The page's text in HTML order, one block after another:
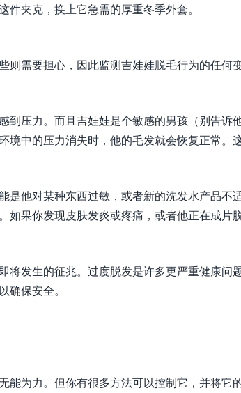
夹克，换上它急需的厚重冬季外套。
则需要担心，因此监测吉娃娃脱毛行为的任何
到压力。而且吉娃娃是个敏感的男孩（别告诉
境中的压力消失时，他的毛发就会恢复正常。
是他对某种东西过敏，或者新的洗发水产品不
如果你发现皮肤发炎或疼痛，或者他正在成片
将发生的征兆。过度脱发是许多更严重健康问
保安全。
能为力。但你有很多方法可以控制它，并将它